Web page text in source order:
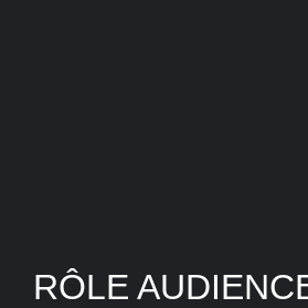
RÔLE